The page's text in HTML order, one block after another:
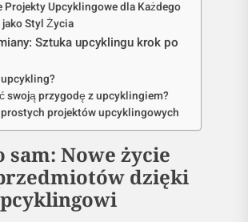
Projekty Upcyklingowe dla Każdego
Styl Życia
Sztuka upcyklingu krok po
swoją przygodę z upcyklingiem?
prostych projektów upcyklingowych
sam: Nowe życie
dzięki